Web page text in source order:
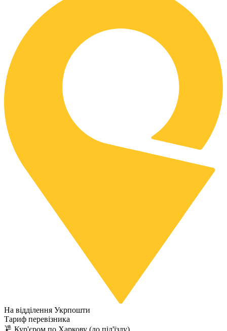
На відділення Укрпошти
Тариф перевізника
Кур'єром по Харкову (до під'їзду)